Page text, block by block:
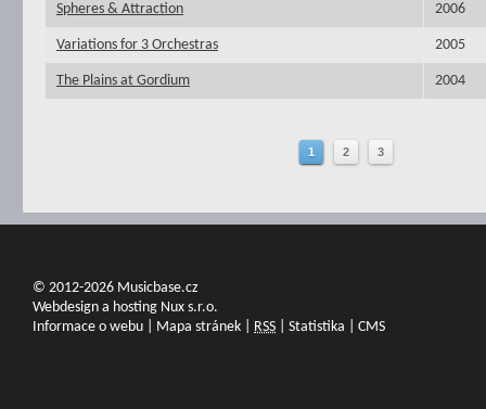
Spheres & Attraction 2006
Variations for 3 Orchestras 2005
The Plains at Gordium 2004
1 2 3
© 2012-2026 Musicbase.cz
Webdesign a hosting Nux s.r.o.
Informace o webu
Mapa stránek RSS Statistika CMS